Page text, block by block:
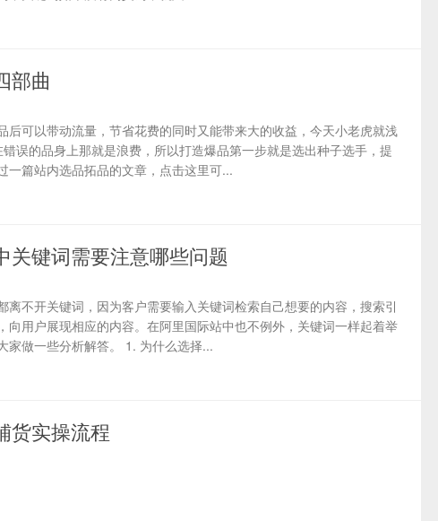
部曲
后可以带动流量，节省花费的同时又能带来大的收益，今天小老虎就浅
误的品身上那就是浪费，所以打造爆品第一步就是选出种子选手，提
一篇站内选品拓品的文章，点击这里可...
关键词需要注意哪些问题
不开关键词，因为客户需要输入关键词检索自己想要的内容，搜索引
向用户展现相应的内容。在阿里国际站中也不例外，关键词一样起着举
家做一些分析解答。 1. 为什么选择...
货实操流程